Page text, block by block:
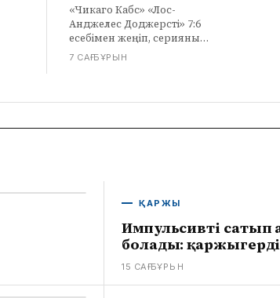
«Чикаго Кабс» «Лос-
Анджелес Доджерсті» 7:6
есебімен жеңіп, серияны
тазалады. Кроу-Армстронг
7 САҒ БҰРЫН
ҚАРЖЫ
Импульсивті сатып
болады:
15 САҒ БҰРЫН